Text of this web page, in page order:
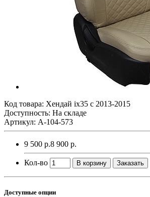
Код товара: Хендай ix35 с 2013-2015
Доступность: На складе
Артикул: A-104-573
9 500 р.8 900 р.
Кол-во В корзину Заказать
Доступные опции